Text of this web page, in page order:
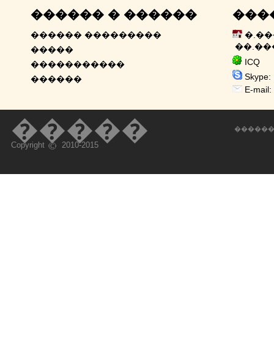
������ � ������
������ ���������
�����
�����������
������
ICQ
E-
Copyright 2010-2015
�����